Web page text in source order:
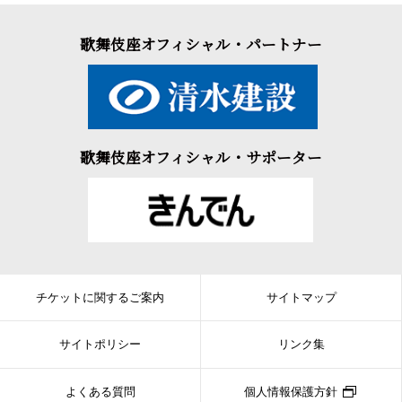
歌舞伎座オフィシャル・パートナー
歌舞伎座オフィシャル・サポーター
チケットに関するご案内 サイトマップ
サイトポリシー リンク集
よくある質問 個人情報保護方針